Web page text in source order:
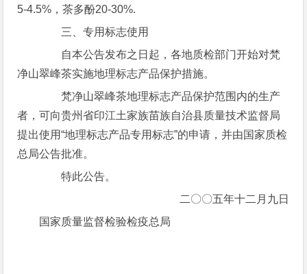
5-4.5%，茶多酚20-30%.
三、专用标志使用
自本公告发布之日起，各地质检部门开始对梵
净山翠峰茶实施地理标志产品保护措施。
梵净山翠峰茶地理标志产品保护范围内的生产
者，可向贵州省印江土家族苗族自治县质量技术监督局
提出使用“地理标志产品专用标志”的申请，并由国家质检
总局公告批准。
特此公告。
二〇〇五年十二月九日
国家质量监督检验检疫总局